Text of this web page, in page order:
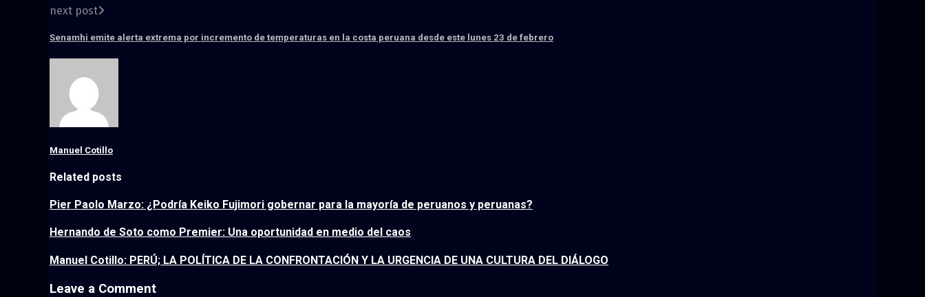
next post
Senamhi emite alerta extrema por incremento de temperaturas en la costa peruana desde este lunes 23 de febrero
Manuel Cotillo
Related posts
Pier Paolo Marzo: ¿Podría Keiko Fujimori gobernar para la mayoría de peruanos y peruanas?
Hernando de Soto como Premier: Una oportunidad en medio del caos
Manuel Cotillo: PERÚ; LA POLÍTICA DE LA CONFRONTACIÓN Y LA URGENCIA DE UNA CULTURA DEL DIÁLOGO
Leave a Comment